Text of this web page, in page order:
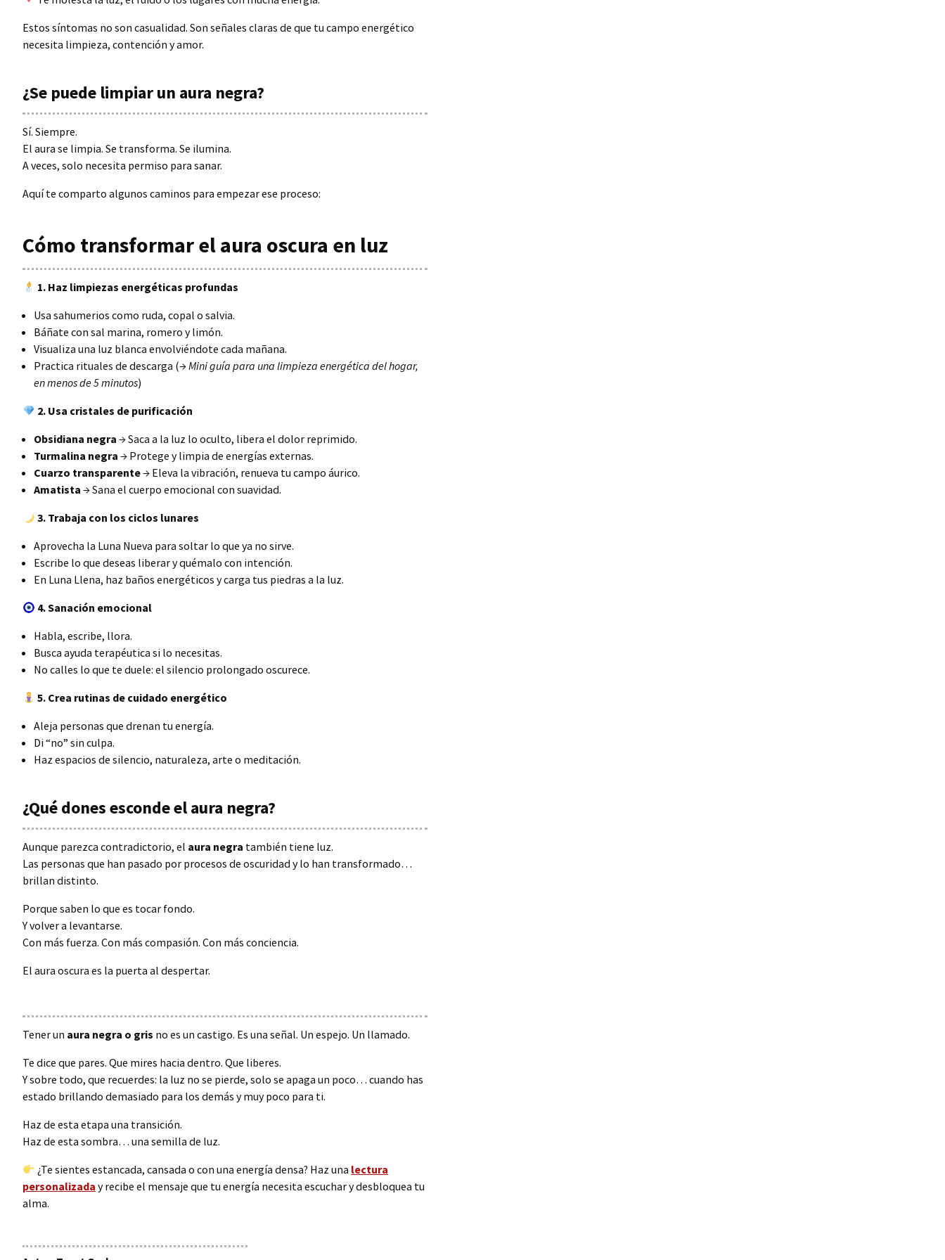
Estos síntomas no son casualidad. Son señales claras de que tu campo energético
necesita limpieza, contención y amor.
¿Se puede limpiar un aura negra?
Sí. Siempre.
El aura se limpia. Se transforma. Se ilumina.
A veces, solo necesita permiso para sanar.
Aquí te comparto algunos caminos para empezar ese proceso:
Cómo transformar el aura oscura en luz
1. Haz limpiezas energéticas profundas
Usa sahumerios como ruda, copal o salvia.
Báñate con sal marina, romero y limón.
Visualiza una luz blanca envolviéndote cada mañana.
Practica rituales de descarga (→Mini guía para una limpieza energética del hogar,
en menos de 5 minutos)
2. Usa cristales de purificación
Obsidiana negra → Saca a la luz lo oculto, libera el dolor reprimido.
Turmalina negra → Protege y limpia de energías externas.
Cuarzo transparente→ Eleva la vibración, renueva tu campo áurico.
Amatista → Sana el cuerpo emocional con suavidad.
3. Trabaja con los ciclos lunares
Aprovecha la Luna Nueva para soltar lo que ya no sirve.
Escribe lo que deseas liberar y quémalo con intención.
En Luna Llena, haz baños energéticos y carga tus piedras a la luz.
4. Sanación emocional
Habla, escribe, llora.
Busca ayuda terapéutica si lo necesitas.
No calles lo que te duele: el silencio prolongado oscurece.
5. Crea rutinas de cuidado energético
Aleja personas que drenan tu energía.
Di “no” sin culpa.
Haz espacios de silencio, naturaleza, arte o meditación.
¿Qué dones esconde el aura negra?
Aunque parezca contradictorio, el aura negra también tiene luz.
Las personas que han pasado por procesos de oscuridad y lo han transformado…
brillan distinto.
Porque saben lo que es tocar fondo.
Y volver a levantarse.
Con más fuerza. Con más compasión. Con más conciencia.
El aura oscura es la puerta al despertar.
Tener un aura negra o gris no es un castigo. Es una señal. Un espejo. Un llamado.
Te dice que pares. Que mires hacia dentro. Que liberes.
Y sobre todo, que recuerdes: la luz no se pierde, solo se apaga un poco… cuando has
estado brillando demasiado para los demás y muy poco para ti.
Haz de esta etapa una transición.
Haz de esta sombra… una semilla de luz.
¿Te sientes estancada, cansada o con una energía densa? Haz una lectura
personalizada y recibe el mensaje que tu energía necesita escuchar y desbloquea tu
alma.